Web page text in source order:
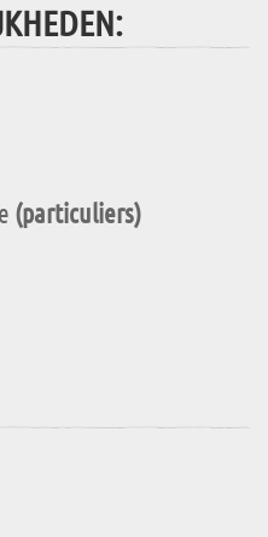
(particuliers)